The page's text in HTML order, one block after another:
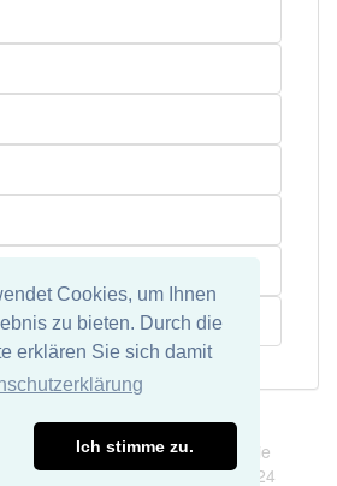
Cookies, um Ihnen
zu bieten. Durch die
erklären Sie sich damit
Ich stimme zu.
Garantie und keine Haftung für die
dieser Seite. DDDEasy 2024